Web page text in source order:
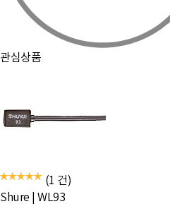
관심상품
(1 건)
Shure
WL93